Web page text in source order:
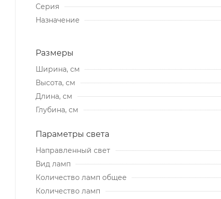
Серия
Назначение
Размеры
Ширина, см
Высота, см
Длина, см
Глубина, см
Параметры света
Направленный свет
Вид ламп
Количество ламп общее
Количество ламп